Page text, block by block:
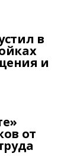
в
и
от